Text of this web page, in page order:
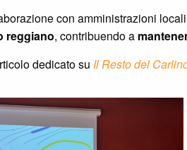
con amministrazioni
reggiano, contribuendo a
dedicato su Il Resto del